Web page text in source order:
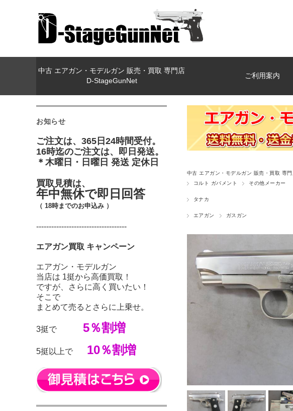
中古 エアガン・モデルガン 販売・買取 専門店
D-StageGunNet
ご利用案内
中古 エアガン・モデルガン 販売・買取 専
コルト ガバメント
その他メーカー
タナカ
エアガン ガスガン
お知らせ
ご注文は、365日24時間受付。
16時迄のご注文は、即日発送。
＊木曜日・日曜日 発送 定休日
買取見積は、
年中無休で即日回答
（ 18時までのお申込み ）
------------------------------------
エアガン買取 キャンペーン
エアガン・モデルガン
当店は 1挺から高価買取！
ですが、さらに高く買いたい！
そこで
まとめて売るとさらに上乗せ。
3挺で 5％割増
5挺以上で 10％割増